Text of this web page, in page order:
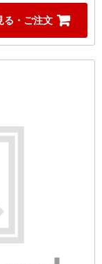
る・ご注文